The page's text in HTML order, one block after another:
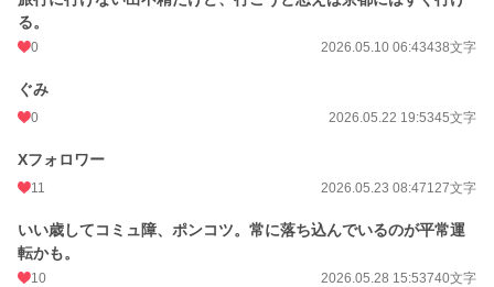
る。
0 2026.05.10 06:43438文字
ぐみ
0 2026.05.22 19:5345文字
Xフォロワー
11 2026.05.23 08:47127文字
いい歳してコミュ障、ポンコツ。常に落ち込んでいるのが平常運
転かも。
10 2026.05.28 15:53740文字